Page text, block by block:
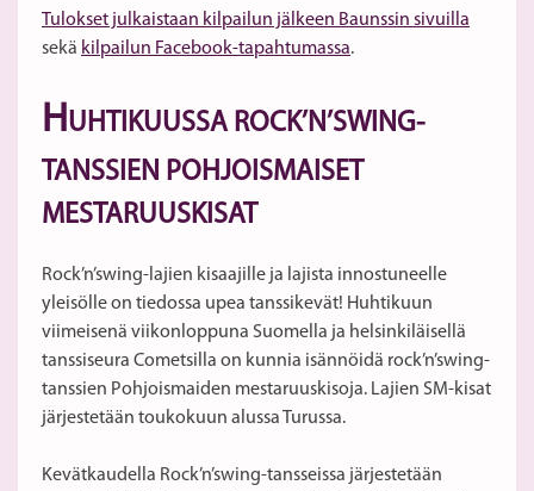
Tulokset julkaistaan kilpailun jälkeen Baunssin sivuilla
sekä kilpailun Facebook-tapahtumassa.
HUHTIKUUSSA ROCK’N’SWING-
TANSSIEN POHJOISMAISET
MESTARUUSKISAT
Rock’n’swing-lajien kisaajille ja lajista innostuneelle
yleisölle on tiedossa upea tanssikevät! Huhtikuun
viimeisenä viikonloppuna Suomella ja helsinkiläisellä
tanssiseura Cometsilla on kunnia isännöidä rock’n’swing-
tanssien Pohjoismaiden mestaruuskisoja. Lajien SM-kisat
järjestetään toukokuun alussa Turussa.
Kevätkaudella Rock’n’swing-tansseissa järjestetään